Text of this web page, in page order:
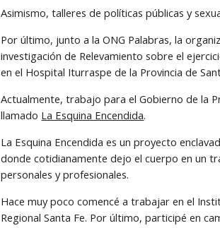
Asimismo, talleres de políticas públicas y
Por último, junto a la ONG Palabras, la
investigación de Relevamiento sobre el
en el Hospital Iturraspe de la Provincia de
Actualmente, trabajo para el Gobierno de la
llamado La Esquina Encendida.
La Esquina Encendida es un proyecto
donde cotidianamente dejo el cuerpo en un
personales y profesionales.
Hace muy poco comencé a trabajar en el
Regional Santa Fe. Por último, participé en